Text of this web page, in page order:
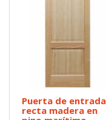
Puerta de entrada
recta madera en